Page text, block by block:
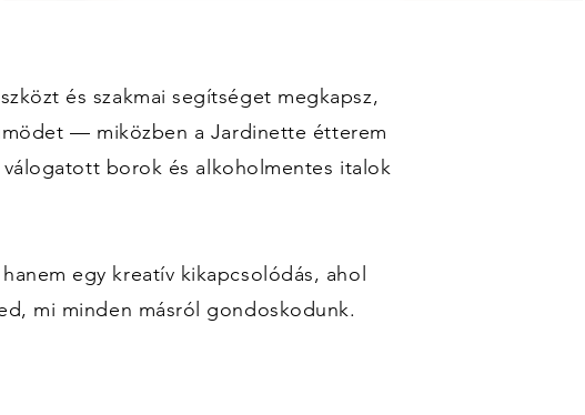
és szakmai segítséget megkapsz,
— miközben a Jardinette étterem
borok és alkoholmentes italok
egy kreatív kikapcsolódás, ahol
mi minden másról gondoskodunk.